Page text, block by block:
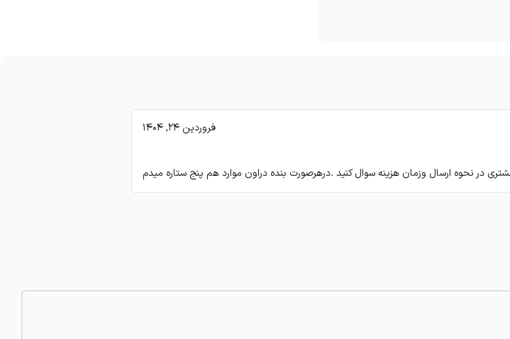
فروردین 24, 1404
نحوه ارسال وزمان هزینه سوال کنید .درهرصورت بنده دراون موارد هم پنج ستاره میدم